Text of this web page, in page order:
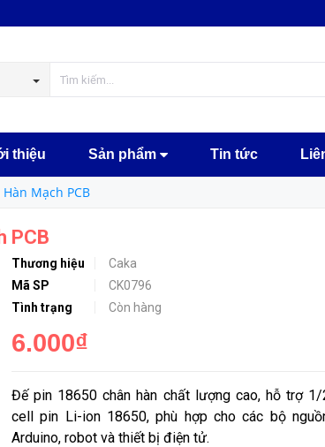
thiệu Sản phẩm Tin tức
Mạch PCB
PCB
Thương hiệu
Caka
Mã SP
CK0796
Tình trạng
Còn hàng
6.000₫
Đế pin 18650 chân hàn chất lượng cao, hỗ trợ
cell pin Li-ion 18650, phù hợp cho các bộ
Arduino, robot và thiết bị điện tử.
MUA NGAY